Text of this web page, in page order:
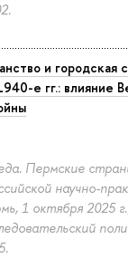
и городская
е гг.: влияние
Пермские
научно-
1 октября 2025